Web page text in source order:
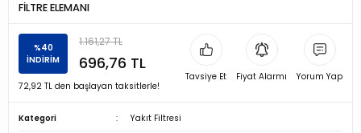
FİLTRE ELEMANI
%40
İNDİRİM
1.161,27 TL
696,76 TL
72,92 TL den başlayan taksitlerle!
Tavsiye Et Fiyat Alarmı Yorum Yap
Kategori Yakıt Filtresi